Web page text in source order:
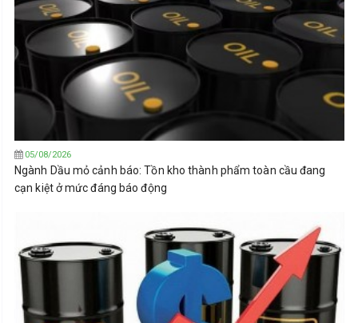
05/08/2026
Ngành Dầu mỏ cảnh báo: Tồn kho thành phẩm toàn cầu đang
cạn kiệt ở mức đáng báo động